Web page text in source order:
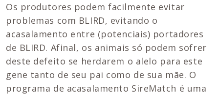
Os produtores podem facilmente evitar
problemas com BLIRD, evitando o
acasalamento entre (potenciais) portadores
de BLIRD. Afinal, os animais só podem sofrer
deste defeito se herdarem o alelo para este
gene tanto de seu pai como de sua mãe. O
programa de acasalamento SireMatch é uma